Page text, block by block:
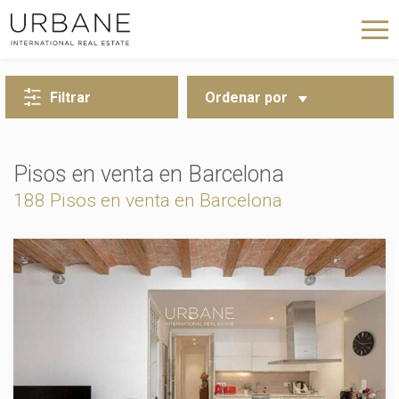
Filtrar Ordenar por
Pisos en venta en Barcelona
188 Pisos en venta en Barcelona